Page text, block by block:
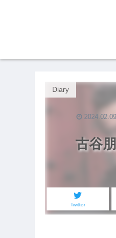
古谷
Diary
Twitter
2024.02.09